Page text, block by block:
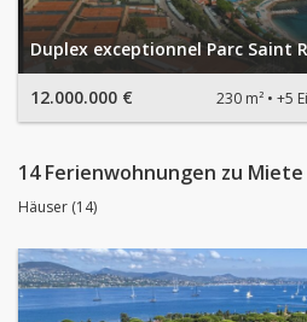
Duplex exceptionnel Parc Saint
12.000.000 € 230 m² +5
14 Ferienwohnungen zu Miete
Häuser (14)